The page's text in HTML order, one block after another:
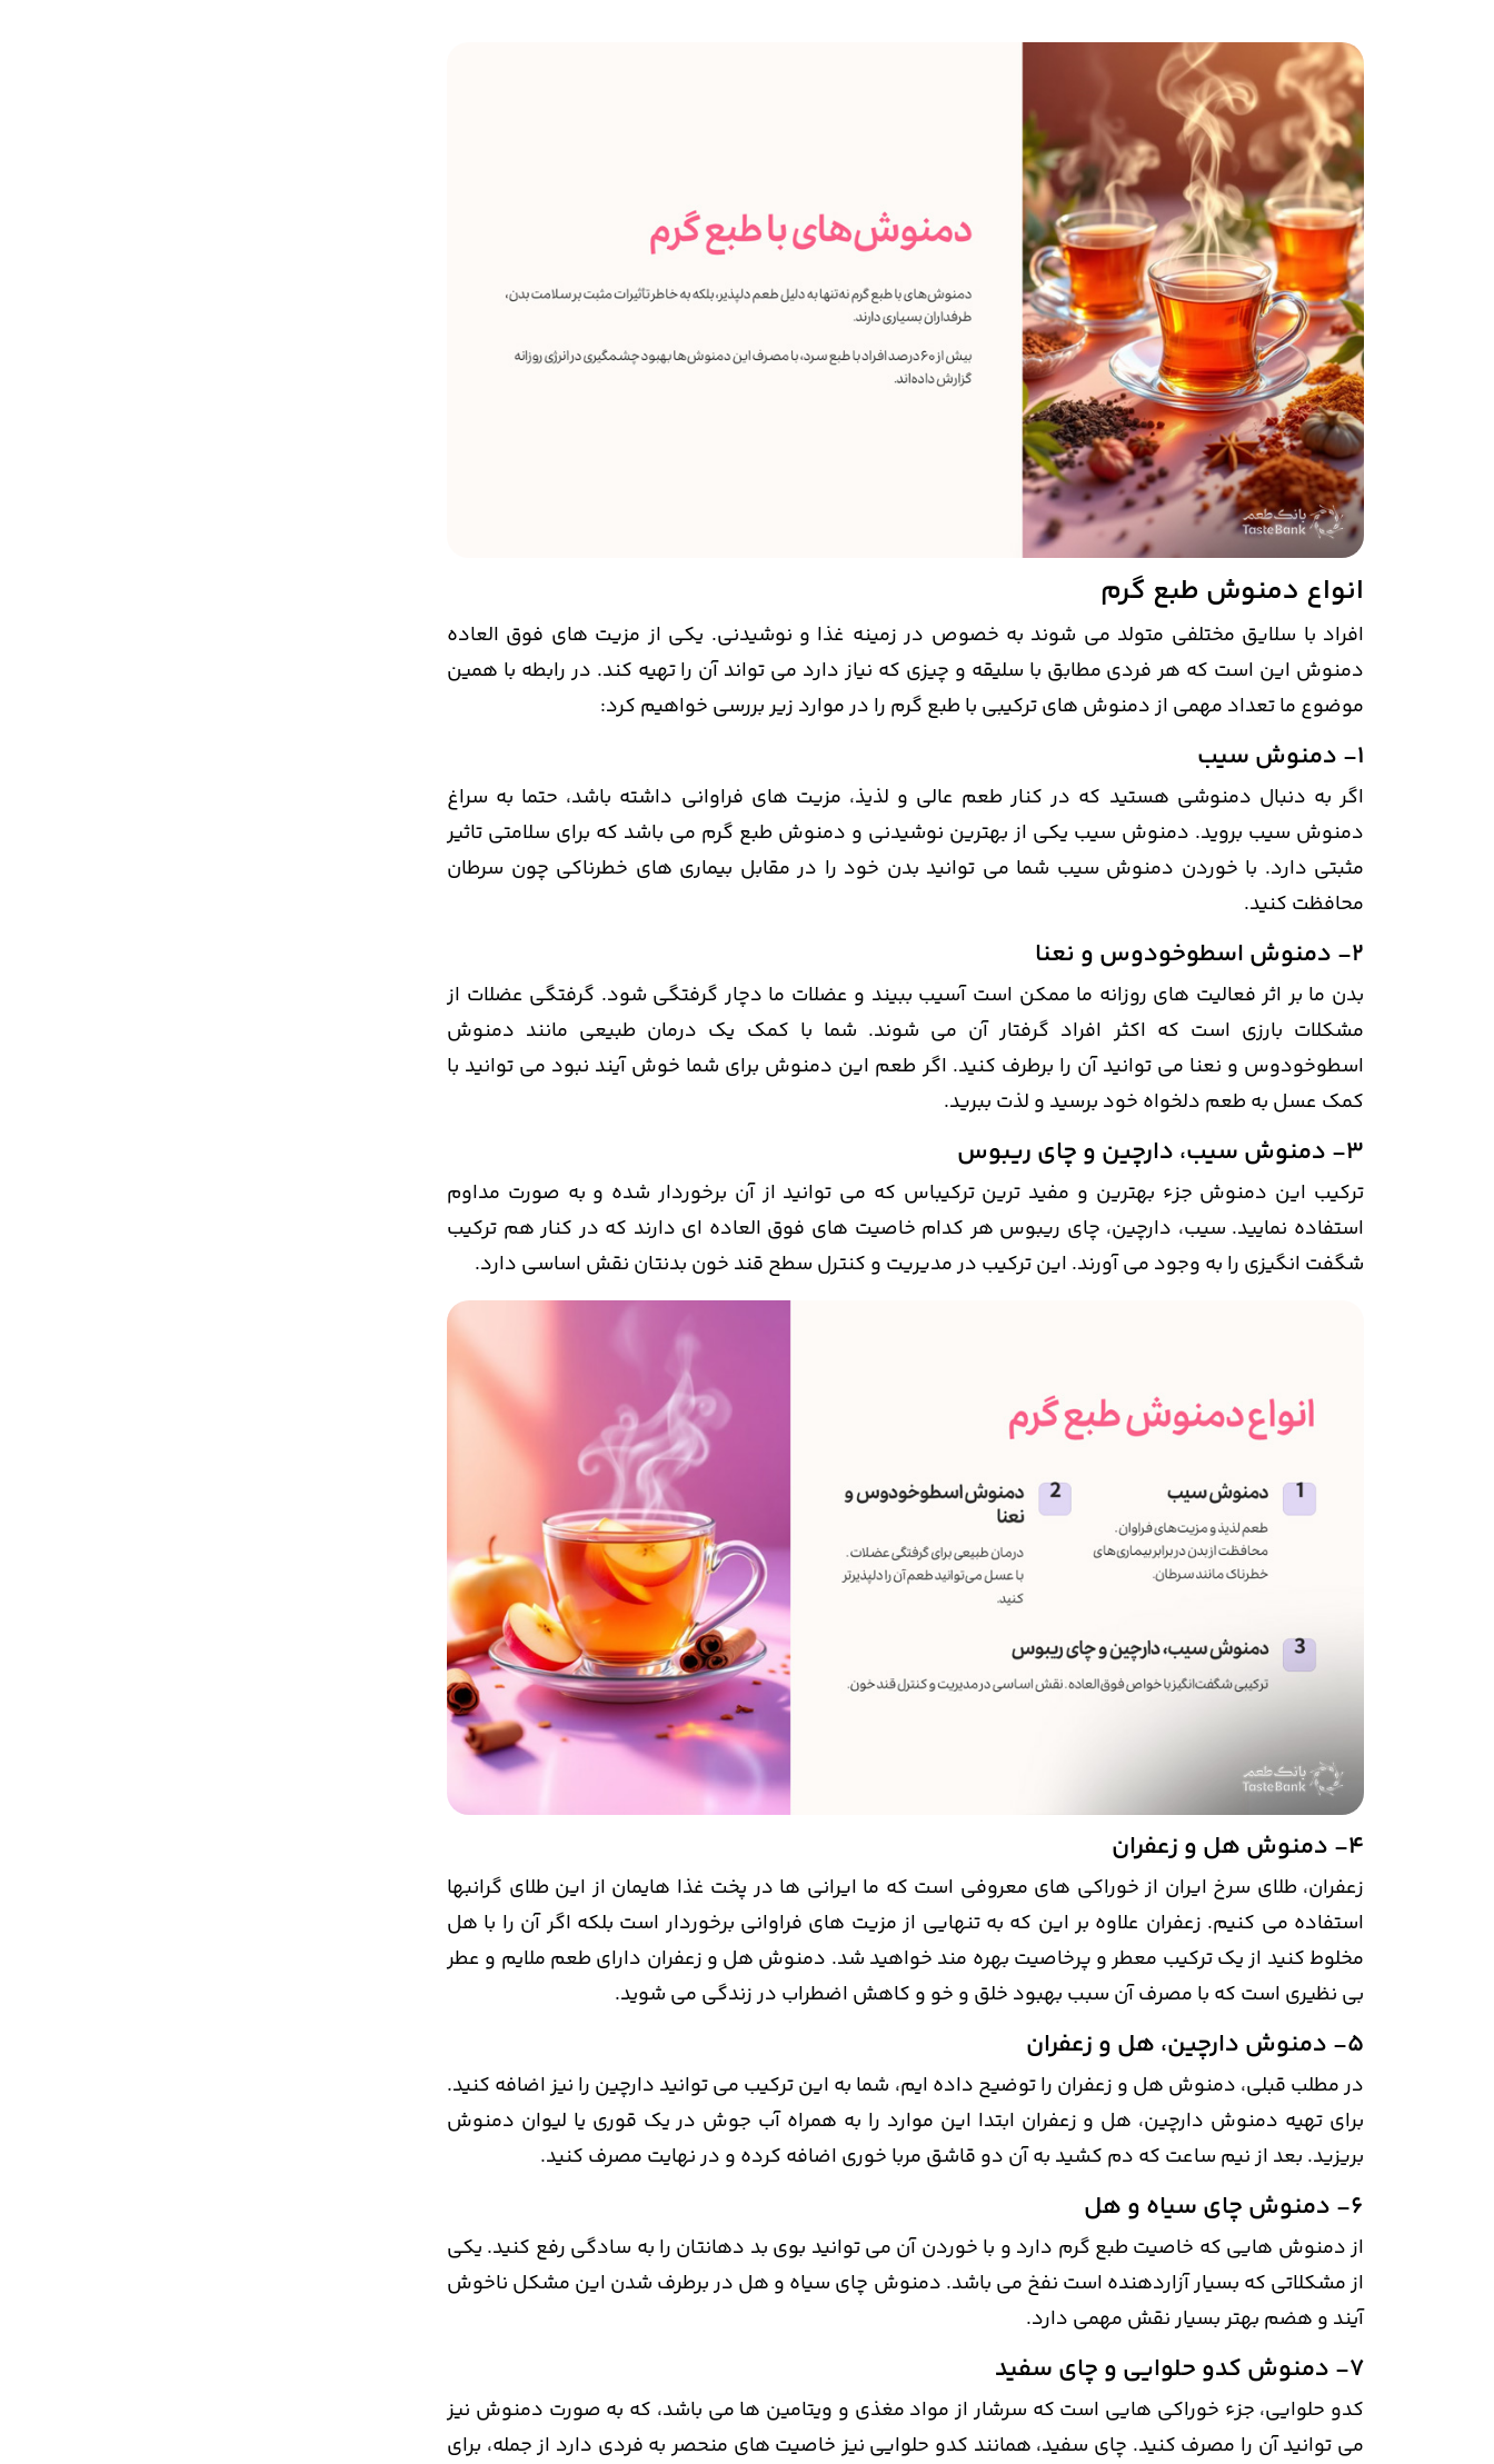
انواع دمنوش طبع گرم
افراد با سلایق مختلفی متولد می شوند به خصوص در زمینه غذا و نوشیدنی. یکی از مزیت های فوق العاده
دمنوش این است که هر فردی مطابق با سلیقه و چیزی که نیاز دارد می تواند آن را تهیه کند. در رابطه با همین
موضوع ما تعداد مهمی از دمنوش های ترکیبی با طبع گرم را در موارد زیر بررسی خواهیم کرد:
1- دمنوش سیب
اگر به دنبال دمنوشی هستید که در کنار طعم عالی و لذیذ، مزیت های فراوانی داشته باشد، حتما به سراغ
دمنوش سیب بروید. دمنوش سیب یکی از بهترین نوشیدنی و دمنوش طبع گرم می باشد که برای سلامتی تاثیر
مثبتی دارد. با خوردن دمنوش سیب شما می توانید بدن خود را در مقابل بیماری های خطرناکی چون سرطان
محافظت کنید.
2- دمنوش اسطوخودوس و نعنا
بدن ما بر اثر فعالیت های روزانه ما ممکن است آسیب ببیند و عضلات ما دچار گرفتگی شود. گرفتگی عضلات از
مشکلات بارزی است که اکثر افراد گرفتار آن می شوند. شما با کمک یک درمان طبیعی مانند دمنوش
اسطوخودوس و نعنا می توانید آن را برطرف کنید. اگر طعم این دمنوش برای شما خوش آیند نبود می توانید با
کمک عسل به طعم دلخواه خود برسید و لذت ببرید.
3- دمنوش سیب، دارچین و چای ریبوس
ترکیب این دمنوش جزء بهترین و مفید ترین ترکیباس که می توانید از آن برخوردار شده و به صورت مداوم
استفاده نمایید. سیب، دارچین، چای ریبوس هر کدام خاصیت های فوق العاده ای دارند که در کنار هم ترکیب
شگفت انگیزی را به وجود می آورند. این ترکیب در مدیریت و کنترل سطح قند خون بدنتان نقش اساسی دارد.
4- دمنوش هل و زعفران
زعفران، طلای سرخ ایران از خوراکی های معروفی است که ما ایرانی ها در پخت غذا هایمان از این طلای گرانبها
استفاده می کنیم. زعفران علاوه بر این که به تنهایی از مزیت های فراوانی برخوردار است بلکه اگر آن را با هل
مخلوط کنید از یک ترکیب معطر و پرخاصیت بهره مند خواهید شد. دمنوش هل و زعفران دارای طعم ملایم و عطر
بی نظیری است که با مصرف آن سبب بهبود خلق و خو و کاهش اضطراب در زندگی می شوید.
5- دمنوش دارچین، هل و زعفران
در مطلب قبلی، دمنوش هل و زعفران را توضیح داده ایم، شما به این ترکیب می توانید دارچین را نیز اضافه کنید.
برای تهیه دمنوش دارچین، هل و زعفران ابتدا این موارد را به همراه آب جوش در یک قوری یا لیوان دمنوش
بریزید. بعد از نیم ساعت که دم کشید به آن دو قاشق مربا خوری اضافه کرده و در نهایت مصرف کنید.
6- دمنوش چای سیاه و هل
از دمنوش هایی که خاصیت طبع گرم دارد و با خوردن آن می توانید بوی بد دهانتان را به سادگی رفع کنید. یکی
از مشکلاتی که بسیار آزاردهنده است نفخ می باشد. دمنوش چای سیاه و هل در برطرف شدن این مشکل ناخوش
آیند و هضم بهتر بسیار نقش مهمی دارد.
7- دمنوش کدو حلوایی و چای سفید
کدو حلوایی، جزء خوراکی هایی است که سرشار از مواد مغذی و ویتامین ها می باشد، که به صورت دمنوش نیز
می توانید آن را مصرف کنید. چای سفید، همانند کدو حلوایی نیز خاصیت های منحصر به فردی دارد از جمله، برای